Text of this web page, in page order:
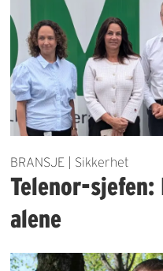
BRANSJE | Sikkerhet
Telenor-
alene